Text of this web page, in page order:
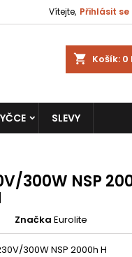
Vítejte, Přihlásit se
shopping_cart Košík: 0
SLEVY
300W NSP
Značka Eurolite
300W NSP 2000h H